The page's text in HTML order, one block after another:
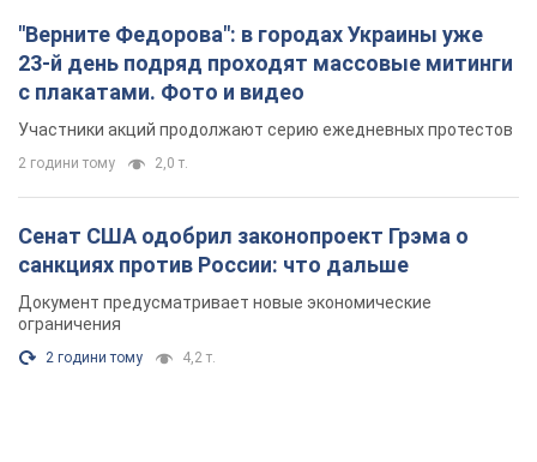
"Верните Федорова": в городах Украины уже
23-й день подряд проходят массовые митинги
с плакатами. Фото и видео
Участники акций продолжают серию ежедневных протестов
2 години тому 2,0 т.
Сенат США одобрил законопроект Грэма о
санкциях против России: что дальше
Документ предусматривает новые экономические
ограничения
2 години тому 4,2 т.